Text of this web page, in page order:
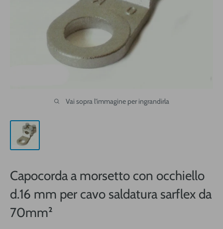
Vai sopra l'immagine per ingrandirla
Capocorda a morsetto con occhiello
d.16 mm per cavo saldatura sarflex da
70mm²